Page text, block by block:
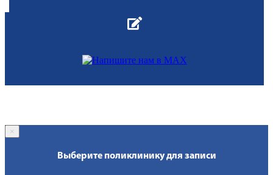
×
Выберите поликлинику для записи